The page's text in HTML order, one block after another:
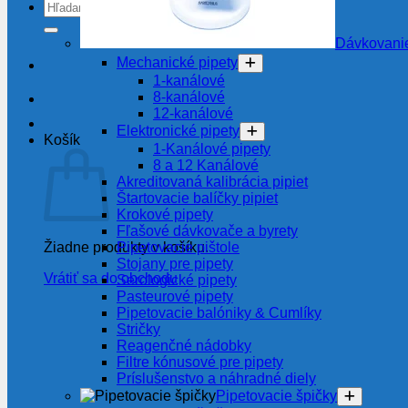
Hľadať:
Košík
Žiadne produkty v košíku.
Vrátiť sa do obchodu
Mechanické pipety
1-kanálové
8-kanálové
12-kanálové
Elektronické pipety
1-Kanálové pipety
8 a 12 Kanálové
Akreditovaná kalibrácia pipiet
Štartovacie balíčky pipiet
Krokové pipety
Fľašové dávkovače a byrety
Pipetovacie pištole
Stojany pre pipety
Serologické pipety
Pasteurové pipety
Pipetovacie balóniky & Cumlíky
Stričky
Reagenčné nádobky
Filtre kónusové pre pipety
Príslušenstvo a náhradné diely
Pipetovacie špičky